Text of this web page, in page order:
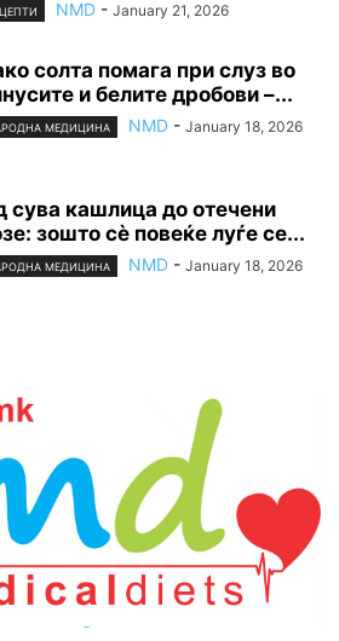
NMD - January 21, 2026
солта помага при слуз во
и белите дробови –...
МЕДИЦИНА NMD - January 18, 2026
сува кашлица до отечени
зошто сè повеќе луѓе се...
МЕДИЦИНА NMD - January 18, 2026